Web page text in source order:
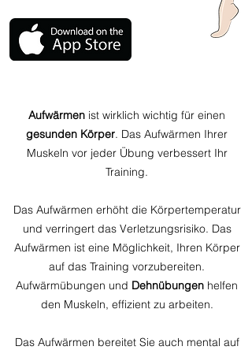
Aufwärmen ist wirklich wichtig für einen
gesunden Körper. Das Aufwärmen Ihrer
Muskeln vor jeder Übung verbessert Ihr
Training.
Das Aufwärmen erhöht die Körpertemperatur
und verringert das Verletzungsrisiko. Das
Aufwärmen ist eine Möglichkeit, Ihren Körper
auf das Training vorzubereiten.
Aufwärmübungen und Dehnübungen helfen
den Muskeln, effizient zu arbeiten.
Das Aufwärmen bereitet Sie auch mental auf